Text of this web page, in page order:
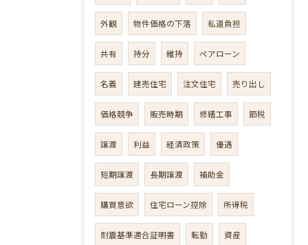
外観 物件価格の下落 私道負担
共有 持分 維持 ペアローン
名義 建売住宅 注文住宅 売り出し
価格競争 販売時期 修繕工事 節税
譲渡 利益 経済政策 優遇
短期譲渡 長期譲渡 補助金
購買意欲 住宅ローン控除 所得税
耐震基準適合証明書 転勤 資産